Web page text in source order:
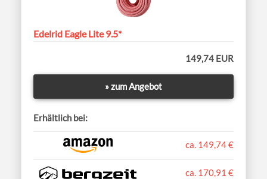
Edelrid Eagle Lite 9.5*
149,74 EUR
» zum Angebot
Erhältlich bei:
ca. 149,74 €
ca. 170,91 €